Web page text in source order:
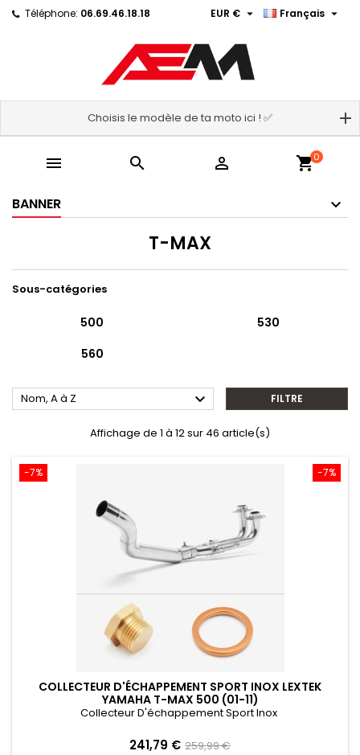
Téléphone: 06.69.46.18.18 Français 
EUR € 
Choisis le modèle de ta moto ici ! ✅
   shopping_cart0
BANNER
T-MAX
Sous-catégories
500
530
560
Nom, A à Z  FILTRE
Affichage de 1 à 12 sur 46 article(s)
-7%
-7%
COLLECTEUR D'ÉCHAPPEMENT SPORT INOX LEXTEK
YAMAHA T-MAX 500 (01-11)
Collecteur D'échappement Sport Inox
Prix
241,79 € Prix
259,99 €